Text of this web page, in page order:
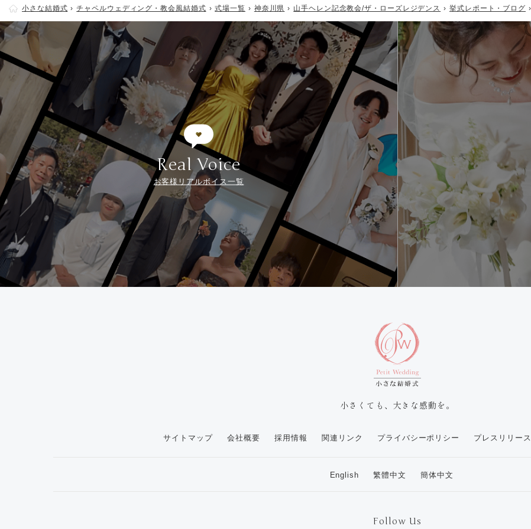
小さな結婚式 チャペルウェディング・教会風結婚式 式場一覧 神奈川県 山手ヘレン記念教会/ザ・ローズレジデンス 挙式レポート・ブログ
Real Voice
お客様リアルボイス一覧
小さくても、大きな感動を。
サイトマップ 会社概要 採用情報 関連リンク プライバシーポリシー プレスリリース
English 繁體中文 簡体中文
Follow Us